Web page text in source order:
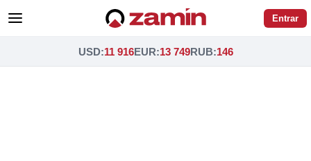
Entrar
USD:11 916EUR:13 749RUB:146